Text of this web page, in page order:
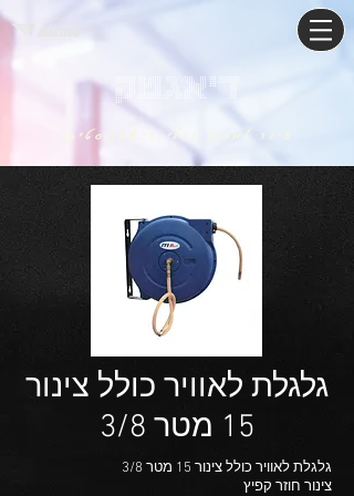
דיאגטק
ציוד למוסך וכלי דיאגנוסטיקה
גלגלת לאוויר כולל צינור
15 מטר 3/8
גלגלת לאוויר כולל צינור 15 מטר 3/8
צינור חוזר קפיץ